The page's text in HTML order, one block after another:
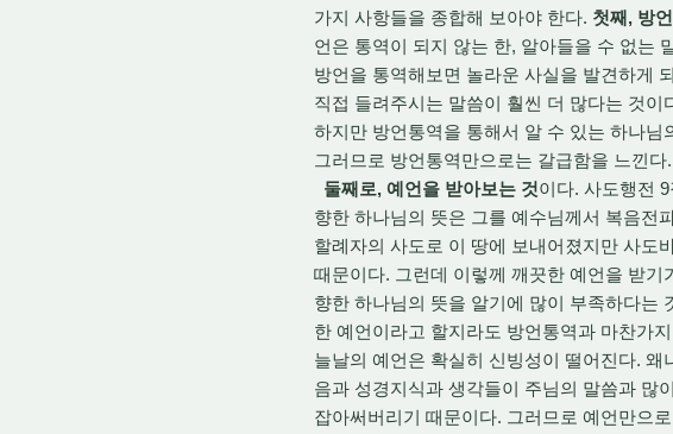
가지 사항들을 종합해 보아야 한다. 첫째, 방
언은 통역이 되지 않는 한, 알아들을 수 없는
방언을 통역해보면 놀라운 사실을 발견하게
직접 들려주시는 말씀이 훨씬 더 많다는 것
하지만 방언통역을 통해서 알 수 있는 하나
그러므로 방언통역만으로는 갈급함을 느낀다.
둘째로, 예언을 받아보는 것이다. 사도행전
향한 하나님의 뜻은 그를 예수님께서 복음전
할례자의 사도로 이 땅에 보내어졌지만 사도
때문이다. 그런데 이렇께 깨끗한 예언을 받
향한 하나님의 뜻을 알기에 많이 부족하다는
한 예언이라고 할지라도 방언통역과 마찬가
늘날의 예언은 확실히 신빙성이 떨어진다.
음과 성경지식과 생각들이 주님의 말씀과 많
잡아써버리기 때문이다. 그러므로 예언만으